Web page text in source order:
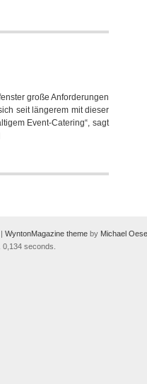
große Anforderungen
seit längerem mit dieser
Event-Catering“, sagt
| WyntonMagazine theme by Michael
seconds.